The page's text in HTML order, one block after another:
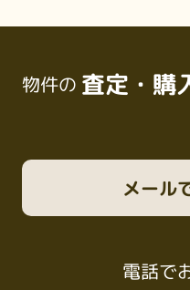
物件の 査定・購
電話で
メール